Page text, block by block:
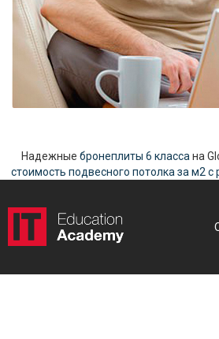
Надежные бронеплиты 6 класса на
стоимость подвесного потолка за м2 с